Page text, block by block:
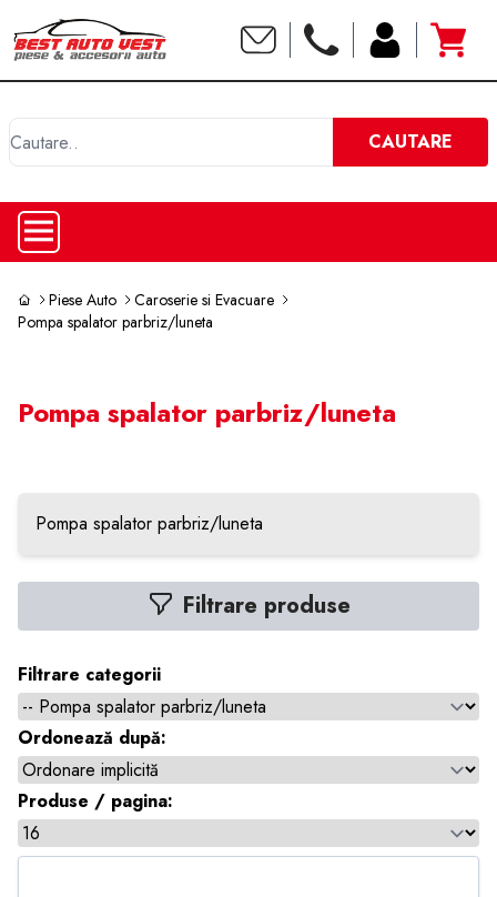
CAUTARE
Piese Auto
Caroserie si Evacuare
Pompa spalator parbriz/luneta
Pompa spalator parbriz/luneta
Pompa spalator parbriz/luneta
Filtrare produse
Filtrare categorii
Ordonează după:
Produse / pagina: